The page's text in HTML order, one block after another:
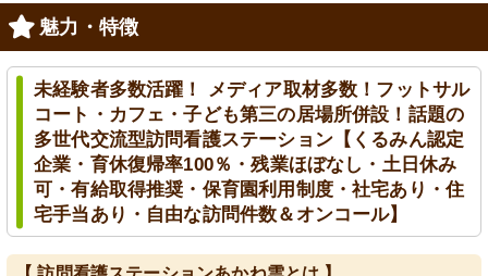
魅力・特徴
未経験者多数活躍！ メディア取材多数！フットサル
コート・カフェ・子ども第三の居場所併設！話題の
多世代交流型訪問看護ステーション【くるみん認定
企業・育休復帰率100％・残業ほぼなし・土日休み
可・有給取得推奨・保育園利用制度・社宅あり・住
宅手当あり・自由な訪問件数＆オンコール】